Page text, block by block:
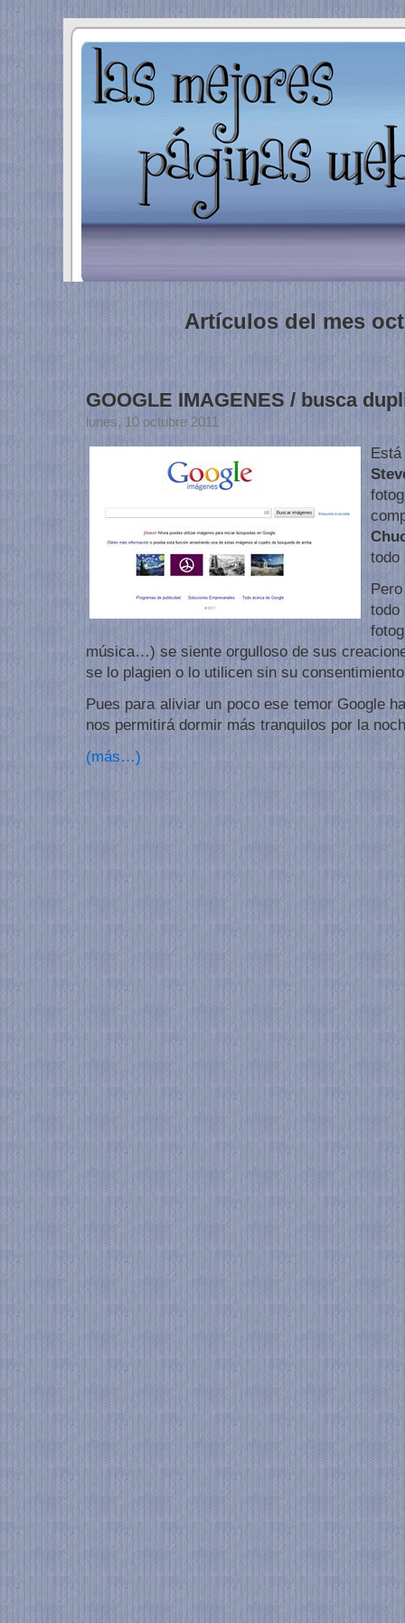
Artículos del mes
GOOGLE IMAGENES / busca
lunes, 10 octubre 2011
todo
música…) se siente orgulloso de sus
se lo plagien o lo utilicen sin su
Pues para aliviar un poco ese temor Google
nos permitirá dormir más tranquilos por la
(más…)